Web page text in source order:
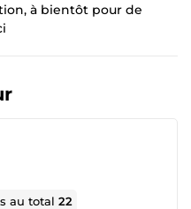
à bientôt pour de
au total22